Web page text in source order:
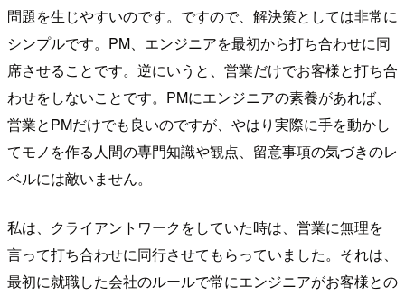
問題を生じやすいのです。ですので、解決策としては非常に
シンプルです。PM、エンジニアを最初から打ち合わせに同
席させることです。逆にいうと、営業だけでお客様と打ち合
わせをしないことです。PMにエンジニアの素養があれば、
営業とPMだけでも良いのですが、やはり実際に手を動かし
てモノを作る人間の専門知識や観点、留意事項の気づきのレ
ベルには敵いません。
私は、クライアントワークをしていた時は、営業に無理を
言って打ち合わせに同行させてもらっていました。それは、
最初に就職した会社のルールで常にエンジニアがお客様との